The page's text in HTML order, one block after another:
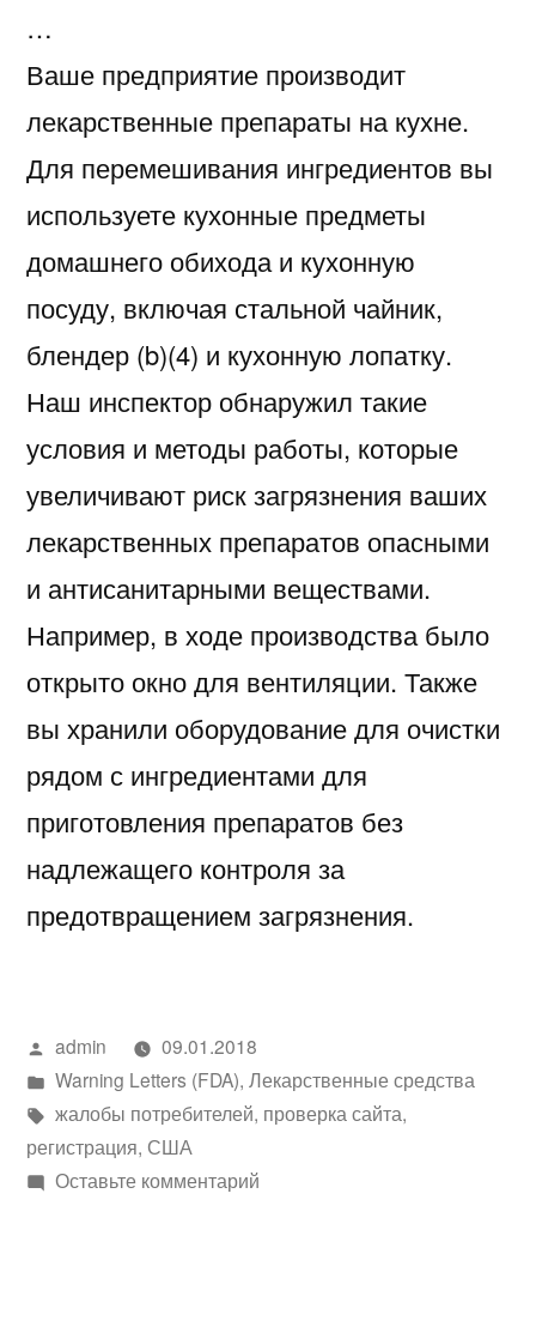
…
Ваше предприятие производит
лекарственные препараты на кухне.
Для перемешивания ингредиентов вы
используете кухонные предметы
домашнего обихода и кухонную
посуду, включая стальной чайник,
блендер (b)(4) и кухонную лопатку.
Наш инспектор обнаружил такие
условия и методы работы, которые
увеличивают риск загрязнения ваших
лекарственных препаратов опасными
и антисанитарными веществами.
Например, в ходе производства было
открыто окно для вентиляции. Также
вы хранили оборудование для очистки
рядом с ингредиентами для
приготовления препаратов без
надлежащего контроля за
предотвращением загрязнения.
Написано
автором
admin
09.01.2018
Написано
в
Warning Letters (FDA), Лекарственные средства
Метки:
жалобы потребителей, проверка сайта,
регистрация, США
Оставьте комментарийк